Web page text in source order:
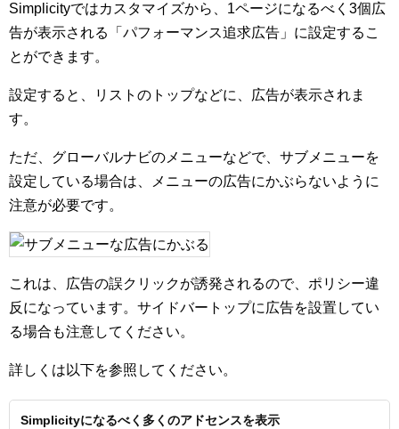
Simplicityではカスタマイズから、1ページになるべく3個広
告が表示される「パフォーマンス追求広告」に設定するこ
とができます。
設定すると、リストのトップなどに、広告が表示されま
す。
ただ、グローバルナビのメニューなどで、サブメニューを
設定している場合は、メニューの広告にかぶらないように
注意が必要です。
これは、広告の誤クリックが誘発されるので、ポリシー違
反になっています。サイドバートップに広告を設置してい
る場合も注意してください。
詳しくは以下を参照してください。
Simplicityになるべく多くのアドセンスを表示